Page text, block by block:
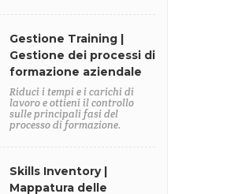
Gestione Training |
Gestione dei processi di
formazione aziendale
Riduci i tempi e i carichi di
lavoro e ottieni il controllo
sulle principali fasi del
processo di formazione.
Skills Inventory |
Mappatura delle